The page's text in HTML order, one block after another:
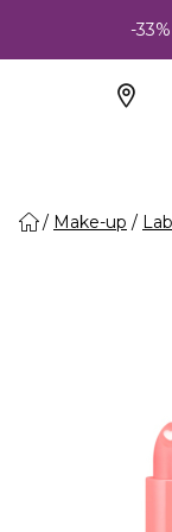
-
Make-up